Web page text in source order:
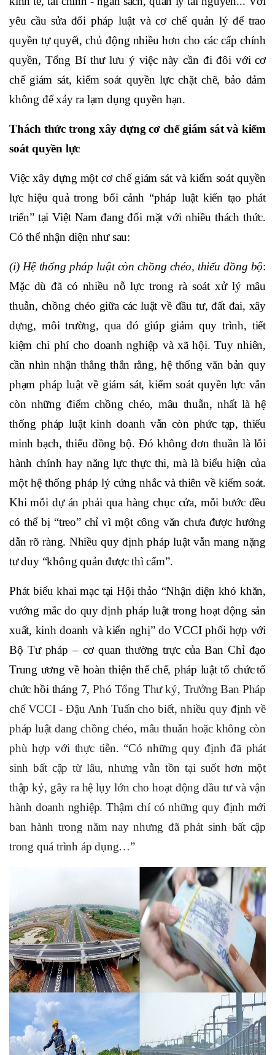
yêu cầu sửa đổi pháp luật và cơ chế quản lý để trao
quyền tự quyết, chủ động nhiều hơn cho các cấp chính
quyền, Tổng Bí thư lưu ý việc này cần đi đôi với cơ
chế giám sát, kiểm soát quyền lực chặt chẽ, bảo đảm
không để xảy ra lạm dụng quyền hạn.
Thách thức trong xây dựng cơ chế giám sát và kiểm
soát quyền lực
Việc xây dựng một cơ chế giám sát và kiểm soát quyền
lực hiệu quả trong bối cảnh “pháp luật kiến tạo phát
triển” tại Việt Nam đang đối mặt với nhiều thách thức.
Có thể nhận diện như sau:
(i) Hệ thống pháp luật còn chồng chéo, thiếu đồng bộ:
Mặc dù đã có nhiều nỗ lực trong rà soát xử lý mâu
thuẫn, chồng chéo giữa các luật về đầu tư, đất đai, xây
dựng, môi trường, qua đó giúp giảm quy trình, tiết
kiệm chi phí cho doanh nghiệp và xã hội. Tuy nhiên,
cần nhìn nhận thẳng thắn rằng, hệ thống văn bản quy
phạm pháp luật về giám sát, kiểm soát quyền lực vẫn
còn những điểm chồng chéo, mâu thuẫn, nhất là hệ
thống pháp luật kinh doanh vẫn còn phức tạp, thiếu
minh bạch, thiếu đồng bộ. Đó không đơn thuần là lỗi
hành chính hay năng lực thực thi, mà là biểu hiện của
một hệ thống pháp lý cứng nhắc và thiên về kiểm soát.
Khi mỗi dự án phải qua hàng chục cửa, mỗi bước đều
có thể bị “treo” chỉ vì một công văn chưa được hướng
dẫn rõ ràng. Nhiều quy định pháp luật vẫn mang nặng
tư duy “không quản được thì cấm”.
Phát biểu khai mạc tại Hội thảo “Nhận diện khó khăn,
vướng mắc do quy định pháp luật trong hoạt động sản
xuất, kinh doanh và kiến nghị” do VCCI phối hợp với
Bộ Tư pháp – cơ quan thường trực của Ban Chỉ đạo
Trung ương về hoàn thiện thể chế, pháp luật tổ chứctổ
chức hồi tháng 7,Phó Tổng Thư ký, Trưởng Ban Pháp
chế VCCI - Đậu Anh Tuấn cho biết, nhiều quy định về
pháp luật đang chồng chéo, mâu thuẫn hoặc không còn
phù hợp với thực tiễn. “Có những quy định đã phát
sinh bất cập từ lâu, nhưng vẫn tồn tại suốt hơn một
thập kỷ, gây ra hệ lụy lớn cho hoạt động đầu tư và vận
hành doanh nghiệp. Thậm chí có những quy định mới
ban hành trong năm nay nhưng đã phát sinh bất cập
trong quá trình áp dụng…”